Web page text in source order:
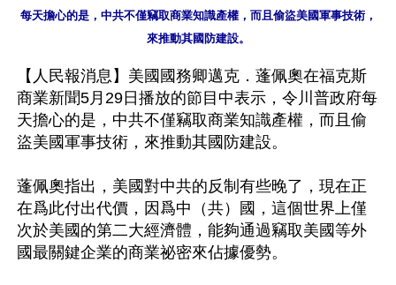
每天擔心的是，中共不僅竊取商業知識產權，而且偷盜美國軍事技術，
【人民報消息】美國國務卿邁克．蓬佩奧在福克斯
商業新聞5月29日播放的節目中表示，令川普政府每
天擔心的是，中共不僅竊取商業知識產權，而且偷
盜美國軍事技術，來推動其國防建設。
蓬佩奧指出，美國對中共的反制有些晚了，現在正
在爲此付出代價，因爲中（共）國，這個世界上僅
次於美國的第二大經濟體，能夠通過竊取美國等外
國最關鍵企業的商業祕密來佔據優勢。